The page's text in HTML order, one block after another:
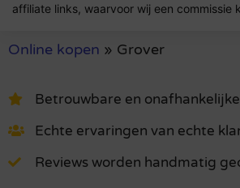
affiliate links, waarvoor wij een commissie
Online kopen » Grover
Betrouwbare en
Echte ervaringen van echte
Reviews worden handmatig